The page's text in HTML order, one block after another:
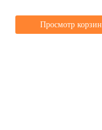
Просмотр